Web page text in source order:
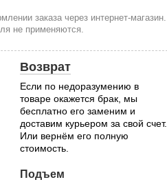
заказа через интернет-магазин.
не применяются.
Возврат
Если по недоразумению в
товаре окажется брак, мы
бесплатно его заменим и
доставим курьером за свой счет.
Или вернём его полную
стоимость.
Подъем